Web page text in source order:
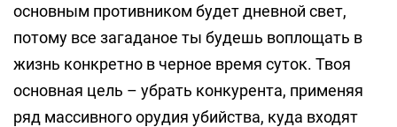
основным противником будет дневной свет,
потому все загаданое ты будешь воплощать в
жизнь конкретно в черное время суток. Твоя
основная цель – убрать конкурента, применяя
ряд массивного орудия убийства, куда входят